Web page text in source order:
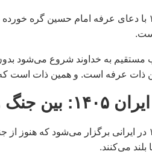
مستقیم به خداوند شروع می‌شود
ذات عرفه است. و همین ذات است که
جنگ و دعا
روز عرفه ۱۴۰۵ در ایرانی برگزار
می‌کنند.